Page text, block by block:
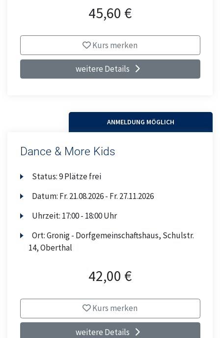
45,60 €
Kurs merken
weitere Details
ANMELDUNG MÖGLICH
Dance & More Kids
Status:9 Plätze frei
Datum: Fr. 21.08.2026 - Fr. 27.11.2026
Uhrzeit: 17:00 - 18:00 Uhr
Ort:Gronig - Dorfgemeinschaftshaus, Schulstr.
14, Oberthal
42,00 €
Kurs merken
weitere Details